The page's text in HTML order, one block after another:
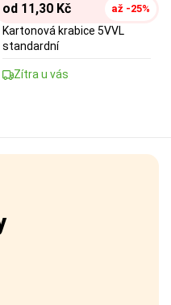
od 11,30 Kč až -25%
Kartonová krabice 5VVL
standardní
Zítra u vás